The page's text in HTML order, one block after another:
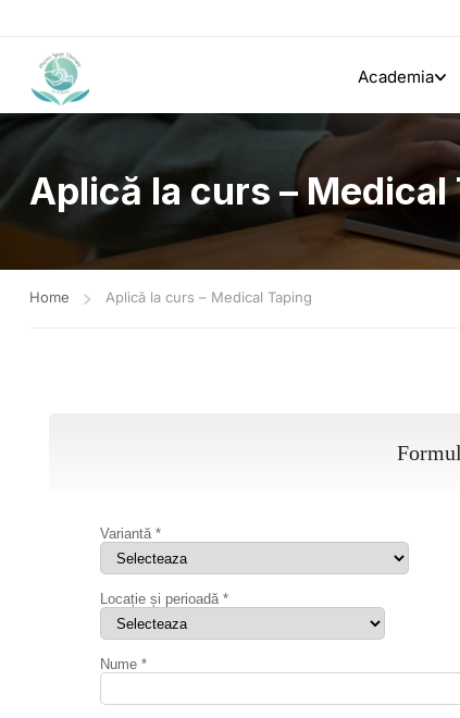
Academia
Aplică la curs – Medical
Home Aplică la curs – Medical Taping